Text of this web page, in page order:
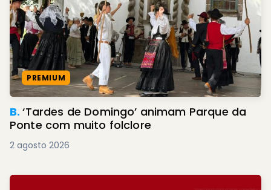
PREMIUM
B.‘Tardes de Domingo’ animam Parque da
Ponte com muito folclore
2 agosto 2026